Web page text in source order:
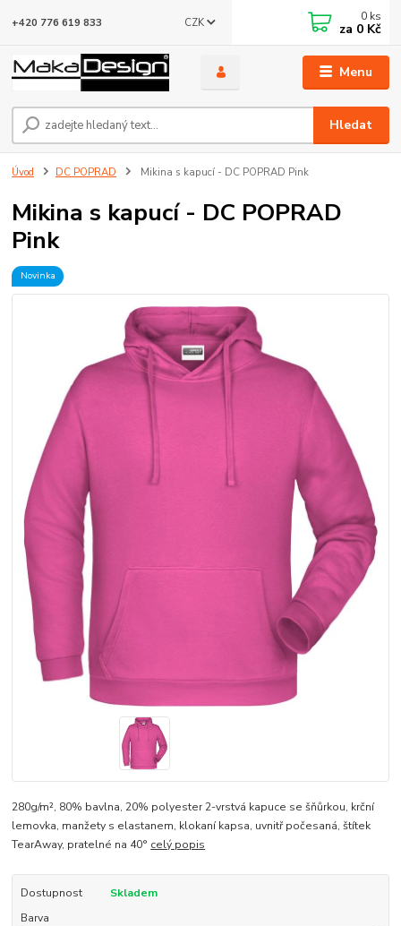
Menu
CZK
Hledat
+420 776 619 833 0 ks
za 0 Kč
Úvod DC POPRAD Mikina s kapucí - DC POPRAD Pink
Mikina s kapucí - DC POPRAD
Pink
Novinka
280g/m², 80% bavlna, 20% polyester 2-vrstvá kapuce se šňůrkou, krční
lemovka, manžety s elastanem, klokaní kapsa, uvnitř počesaná, štítek
TearAway, pratelné na 40° celý popis
Dostupnost
Skladem
Barva